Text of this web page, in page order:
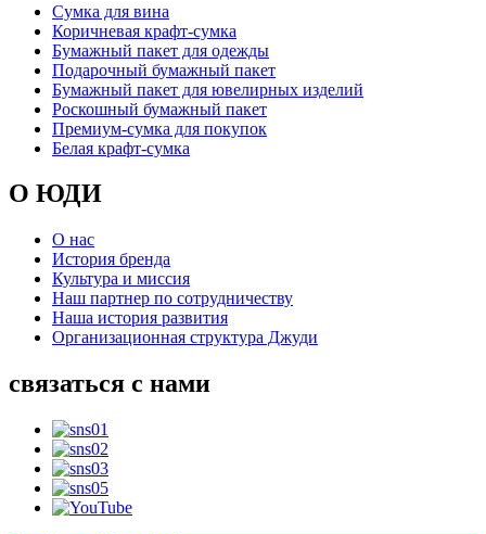
Сумка для вина
Коричневая крафт-сумка
Бумажный пакет для одежды
Подарочный бумажный пакет
Бумажный пакет для ювелирных изделий
Роскошный бумажный пакет
Премиум-сумка для покупок
Белая крафт-сумка
О ЮДИ
О нас
История бренда
Культура и миссия
Наш партнер по сотрудничеству
Наша история развития
Организационная структура Джуди
связаться с нами